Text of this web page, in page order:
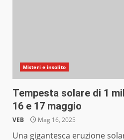
Misteri e insolito
Tempesta solare di 1
16 e 17 maggio
VEB Mag 16, 2025
Una gigantesca eruzione